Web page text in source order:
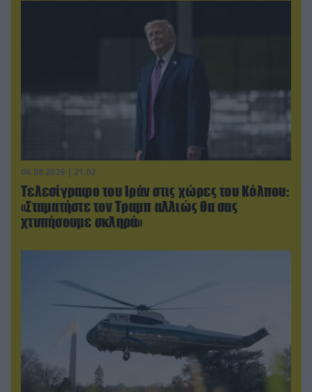
06.08.2026 | 21:02
Τελεσίγραφο του Ιράν στις χώρες του Κόλπου:
«Σταματήστε τον Τραμπ αλλιώς θα σας
χτυπήσουμε σκληρά»